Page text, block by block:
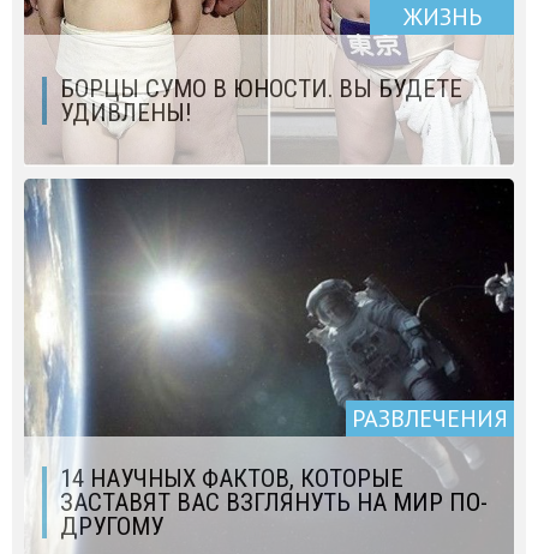
ЖИЗНЬ
БОРЦЫ СУМО В ЮНОСТИ. ВЫ БУДЕТЕ
УДИВЛЕНЫ!
РАЗВЛЕЧЕНИЯ
14 НАУЧНЫХ ФАКТОВ, КОТОРЫЕ
ЗАСТАВЯТ ВАС ВЗГЛЯНУТЬ НА МИР ПО-
ДРУГОМУ